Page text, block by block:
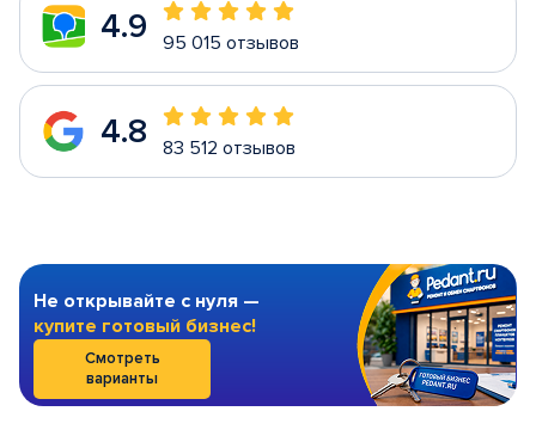
4.9 95 015 отзывов
4.8 83 512 отзывов
Не открывайте с нуля —
купите готовый бизнес!
Смотреть
варианты